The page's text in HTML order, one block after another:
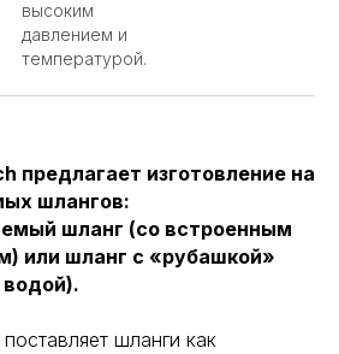
высоким
давлением и
температурой.
предлагает изготовление на
шлангов:
шланг (со встроенным
или шланг с «рубашкой»
водой).
шланги как